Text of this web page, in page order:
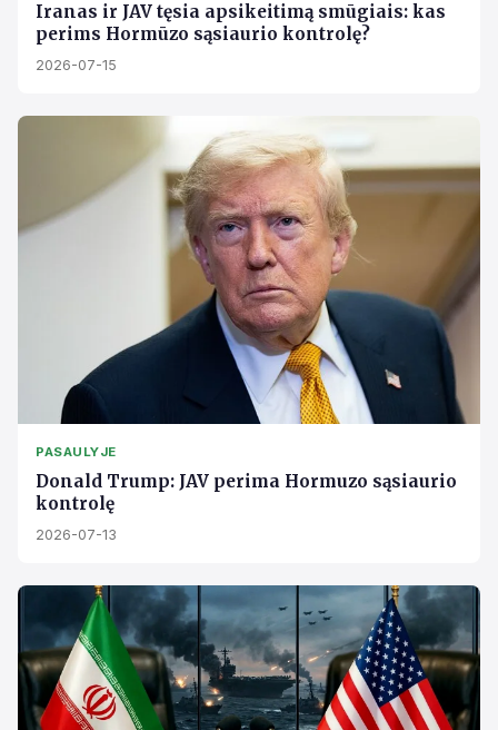
Iranas ir JAV tęsia apsikeitimą smūgiais: kas
perims Hormūzo sąsiaurio kontrolę?
2026-07-15
PASAULYJE
Donald Trump: JAV perima Hormuzo sąsiaurio
kontrolę
2026-07-13